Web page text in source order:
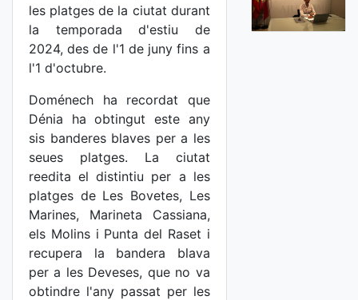
les platges de la ciutat durant
la temporada d'estiu de
2024, des de l'1 de juny fins a
l'1 d'octubre.
Doménech ha recordat que
Dénia ha obtingut este any
sis banderes blaves per a les
seues platges. La ciutat
reedita el distintiu per a les
platges de Les Bovetes, Les
Marines, Marineta Cassiana,
els Molins i Punta del Raset i
recupera la bandera blava
per a les Deveses, que no va
obtindre l'any passat per les